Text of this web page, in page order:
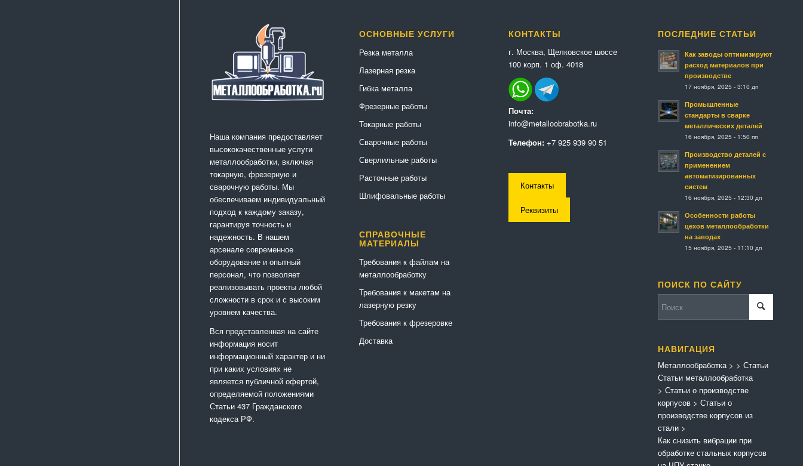
Наша компания предоставляет
высококачественные услуги
металлообработки, включая
токарную, фрезерную и
сварочную работы. Мы
обеспечиваем индивидуальный
подход к каждому заказу,
гарантируя точность и
надежность. В нашем
арсенале современное
оборудование и опытный
персонал, что позволяет
реализовывать проекты любой
сложности в срок и с высоким
уровнем качества.
Вся представленная на сайте
информация носит
информационный характер и ни
при каких условиях не
является публичной офертой,
определяемой положениями
Статьи 437 Гражданского
кодекса РФ.
ОСНОВНЫЕ УСЛУГИ
Резка металла
Лазерная резка
Гибка металла
Фрезерные работы
Токарные работы
Сварочные работы
Сверлильные работы
Расточные работы
Шлифовальные работы
СПРАВОЧНЫЕ
МАТЕРИАЛЫ
Требования к файлам на
металлообработку
Требования к макетам на
лазерную резку
Требования к фрезеровке
Доставка
КОНТАКТЫ
г. Москва, Щелковское шоссе
100 корп. 1 оф. 4018
Почта:
info@metalloobrabotka.ru
Телефон: +7 925 939 90 51
Контакты
Реквизиты
ПОСЛЕДНИЕ СТАТЬИ
Как заводы оптимизируют
расход материалов при
производстве
17 ноября, 2025 - 3:10 дп
Промышленные
стандарты в сварке
металлических деталей
16 ноября, 2025 - 1:50 пп
Производство деталей с
применением
автоматизированных
систем
16 ноября, 2025 - 12:30 дп
Особенности работы
цехов металлообработки
на заводах
15 ноября, 2025 - 11:10 дп
ПОИСК ПО САЙТУ
НАВИГАЦИЯ
Металлообработка>
Статьи металлообработка
> Статьи
> Статьи о производстве
корпусов> Статьи о
производстве корпусов из
стали>
Как снизить вибрации при
обработке стальных корпусов